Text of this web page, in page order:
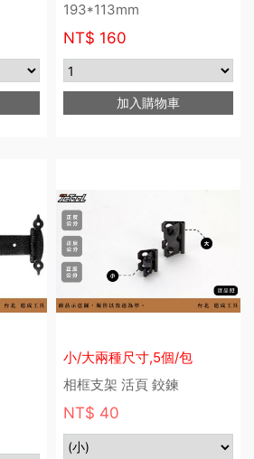
193*113mm
NT$ 160
加入購物車
小/大兩種尺寸,5個/包
相框支架 活頁 鉸鍊
NT$ 40